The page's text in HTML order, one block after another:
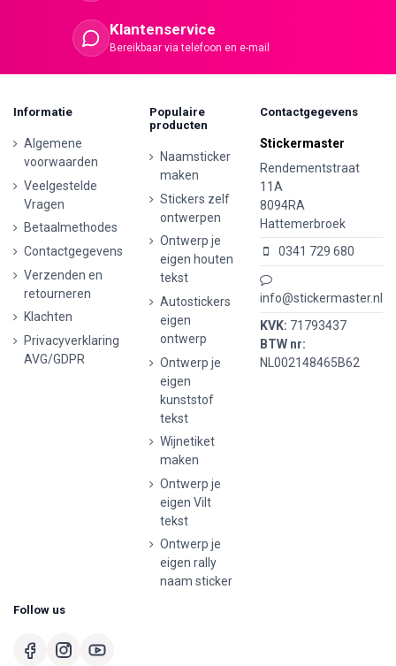
Klantenservice
Bereikbaar via telefoon en e-mail
Informatie
Algemene
voorwaarden
Veelgestelde
Vragen
Betaalmethodes
Contactgegevens
Verzenden en
retourneren
Klachten
Privacyverklaring
AVG/GDPR
Populaire
producten
Naamsticker
maken
Stickers zelf
ontwerpen
Ontwerp je
eigen houten
tekst
Autostickers
eigen
ontwerp
Ontwerp je
eigen
kunststof
tekst
Wijnetiket
maken
Ontwerp je
eigen Vilt
tekst
Ontwerp je
eigen rally
naam sticker
Contactgegevens
Stickermaster
Rendementstraat
11A
8094RA
Hattemerbroek
0341 729 680
info@stickermaster.nl
KVK: 71793437
BTW nr:
NL002148465B62
Follow us